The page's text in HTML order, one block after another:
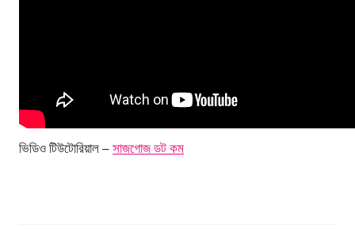
ভিডিও টিউটোরিয়াল – সাজগোজ ডট কম